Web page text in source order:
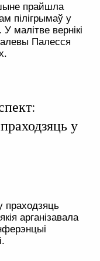
прайшла
пілігрымаў у
малітве вернікі
Палесся
у
праходзяць
арганізавала